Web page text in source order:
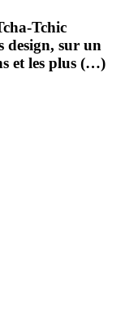
Tchic
design, sur un
et les plus (…)